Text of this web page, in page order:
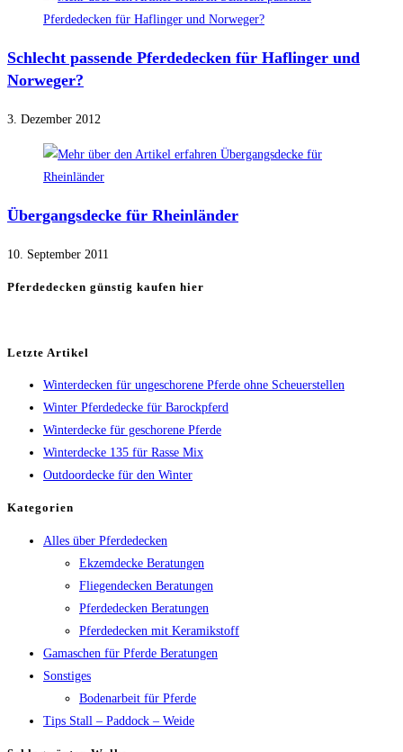
Schlecht passende Pferdedecken für Haflinger und
Norweger?
3. Dezember 2012
Übergangsdecke für Rheinländer
10. September 2011
Pferdedecken günstig kaufen hier
Letzte Artikel
Winterdecken für ungeschorene Pferde ohne Scheuerstellen
Winter Pferdedecke für Barockpferd
Winterdecke für geschorene Pferde
Winterdecke 135 für Rasse Mix
Outdoordecke für den Winter
Kategorien
Alles über Pferdedecken
Ekzemdecke Beratungen
Fliegendecken Beratungen
Pferdedecken Beratungen
Pferdedecken mit Keramikstoff
Gamaschen für Pferde Beratungen
Sonstiges
Bodenarbeit für Pferde
Tips Stall – Paddock – Weide